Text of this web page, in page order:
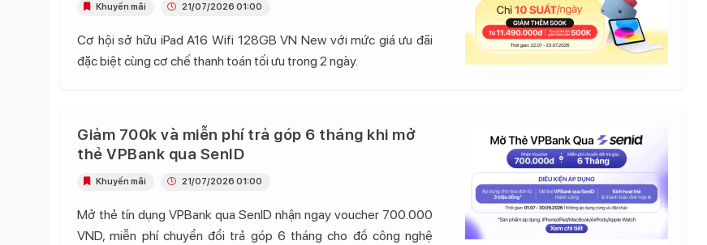
Cơ hội sở hữu iPad A16 Wifi 128GB VN New với mức giá ưu đãi
đặc biệt cùng cơ chế thanh toán tối ưu trong 2 ngày.
Khuyến mãi 21/07/2026 01:00
Giảm 700k và miễn phí trả góp 6 tháng khi mở
thẻ VPBank qua SenID
Mở thẻ tín dụng VPBank qua SenID nhận ngay voucher 700.000
VND, miễn phí chuyển đổi trả góp 6 tháng cho đồ công nghệ
Khuyến mãi 21/07/2026 01:00